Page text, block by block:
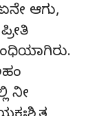
ಆಗು,
ನೀ